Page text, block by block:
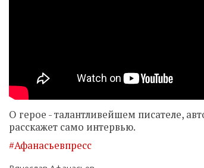
О герое - талантливейшем писателе,
расскажет само интервью.
#Афанасьевпресс